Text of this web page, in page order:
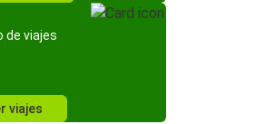
de viajes
viajes